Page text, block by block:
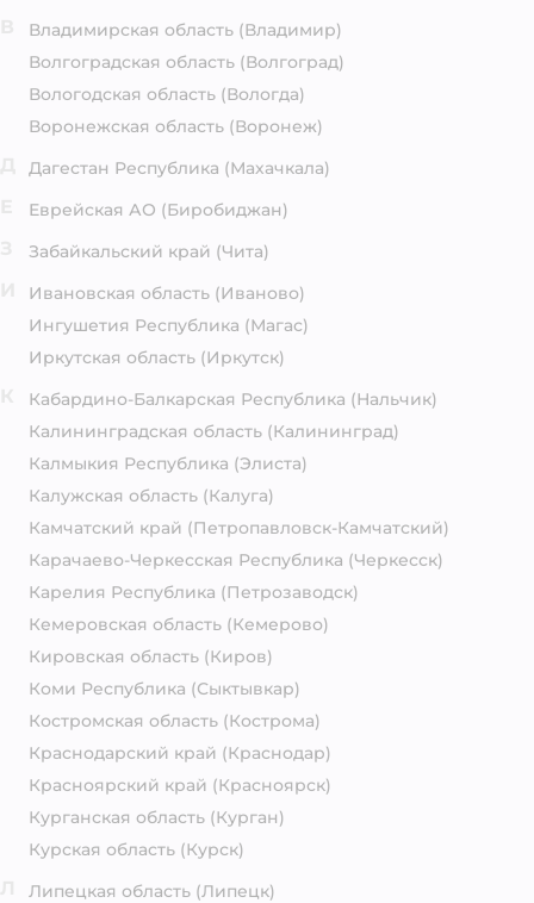
Владимирская область (Владимир)
Волгоградская область (Волгоград)
Вологодская область (Вологда)
Воронежская область (Воронеж)
Дагестан Республика (Махачкала)
Еврейская АО (Биробиджан)
Забайкальский край (Чита)
Ивановская область (Иваново)
Ингушетия Республика (Магас)
Иркутская область (Иркутск)
Кабардино-Балкарская Республика (Нальчик)
Калининградская область (Калининград)
Калмыкия Республика (Элиста)
Калужская область (Калуга)
Камчатский край (Петропавловск-Камчатский)
Карачаево-Черкесская Республика (Черкесск)
Карелия Республика (Петрозаводск)
Кемеровская область (Кемерово)
Кировская область (Киров)
Коми Республика (Сыктывкар)
Костромская область (Кострома)
Краснодарский край (Краснодар)
Красноярский край (Красноярск)
Курганская область (Курган)
Курская область (Курск)
Липецкая область (Липецк)